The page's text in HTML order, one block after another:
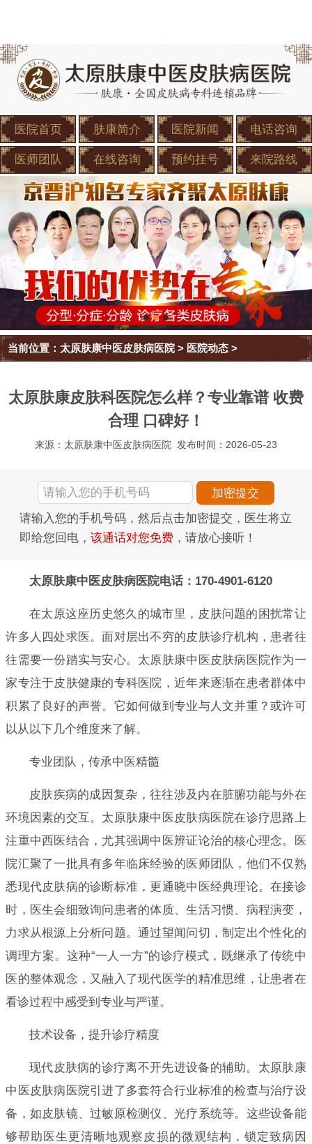
医院首页 肤康简介 医院新闻 电话咨询
医师团队 在线咨询 预约挂号 来院路线
当前位置： 太原肤康中医皮肤病医院> 医院动态 >
太原肤康皮肤科医院怎么样？专业靠谱 收费
合理 口碑好！
来源：太原肤康中医皮肤病医院 发布时间：2026-05-23
请输入您的手机号码，然后点击加密提交，医生将立
即给您回电， 该通话对您免费 ，请放心接听！
太原肤康中医皮肤病医院电话：170-4901-6120
在太原这座历史悠久的城市里，皮肤问题的困扰常让
许多人四处求医。面对层出不穷的皮肤诊疗机构，患者往
往需要一份踏实与安心。太原肤康中医皮肤病医院作为一
家专注于皮肤健康的专科医院，近年来逐渐在患者群体中
积累了良好的声誉。它如何做到专业与人文并重？或许可
以从以下几个维度来了解。
专业团队，传承中医精髓
皮肤疾病的成因复杂，往往涉及内在脏腑功能与外在
环境因素的交互。太原肤康中医皮肤病医院在诊疗思路上
注重中西医结合，尤其强调中医辨证论治的核心理念。医
院汇聚了一批具有多年临床经验的医师团队，他们不仅熟
悉现代皮肤病的诊断标准，更通晓中医经典理论。在接诊
时，医生会细致询问患者的体质、生活习惯、病程演变，
力求从根源上分析问题。通过望闻问切，制定出个性化的
调理方案。这种“一人一方”的诊疗模式，既继承了传统中
医的整体观念，又融入了现代医学的精准思维，让患者在
看诊过程中感受到专业与严谨。
技术设备，提升诊疗精度
现代皮肤病的诊疗离不开先进设备的辅助。太原肤康
中医皮肤病医院引进了多套符合行业标准的检查与治疗设
备，如皮肤镜、过敏原检测仪、光疗系统等。这些设备能
够帮助医生更清晰地观察皮损的微观结构，锁定致病因